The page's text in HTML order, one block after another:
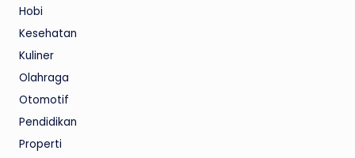
Hobi
Kesehatan
Kuliner
Olahraga
Otomotif
Pendidikan
Properti